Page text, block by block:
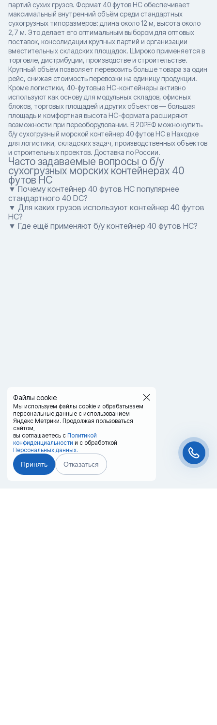
Файлы cookie
Мы используем файлы cookie и обрабатываем
персональные данные с использованием
Яндекс Метрики. Продолжая пользоваться
сайтом,
вы соглашаетесь с Политикой
конфиденциальности и с обработкой
Персональных данных.
Принять Отказаться
партий сухих грузов. Формат 40 футов HC обеспечивает
максимальный внутренний объём среди стандартных
сухогрузных типоразмеров: длина около 12 м, высота около
2,7 м. Это делает его оптимальным выбором для оптовых
поставок, консолидации крупных партий и организации
вместительных складских площадок. Широко применяется в
торговле, дистрибуции, производстве и строительстве.
Крупный объём позволяет перевозить больше товара за один
рейс, снижая стоимость перевозки на единицу продукции.
Кроме логистики, 40-футовые HC-контейнеры активно
используют как основу для модульных складов, офисных
блоков, торговых площадей и других объектов — большая
площадь и комфортная высота HC-формата расширяют
возможности при переоборудовании. В 20РЕФ можно купить
б/у сухогрузный морской контейнер 40 футов HC в Находке
для логистики, складских задач, производственных объектов
и строительных проектов. Доставка по России.
Часто задаваемые вопросы о б/у
сухогрузных морских контейнерах 40
футов HC
▼ Почему контейнер 40 футов HC популярнее
стандартного 40 DC?
▼ Для каких грузов используют контейнер 40 футов
HC?
▼ Где ещё применяют б/у контейнер 40 футов HC?